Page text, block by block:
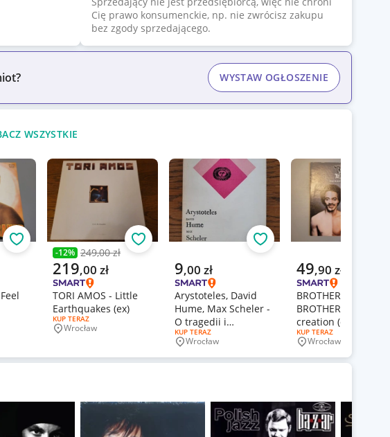
Cię prawo konsumenckie, np. nie zwrócisz zakupu
bez zgody sprzedającego.
WSZYSTKIE
Obserwuj
Poprzednia cena
-12% 249,00 zł
Aktualna cena
219,00 zł
TORI AMOS - Little
Earthquakes (ex)
RODZAJ OFERTY:
KUP TERAZ
Miejscowość
Wrocław
Obserwuj
Aktualna cena
9,00 zł
Arystoteles, David
Hume, Max Scheler -
O tragedii i
tragiczności
RODZAJ OFERTY:
KUP TERAZ
Miejscowość
Wrocław
Obserwuj
Aktualna cena
49,90 zł
BROTHER TO
BROTHER - Shades in
creation (ex)
RODZAJ OFERTY:
KUP TERAZ
Miejscowość
Wrocław
WYSTAW OGŁOSZENIE